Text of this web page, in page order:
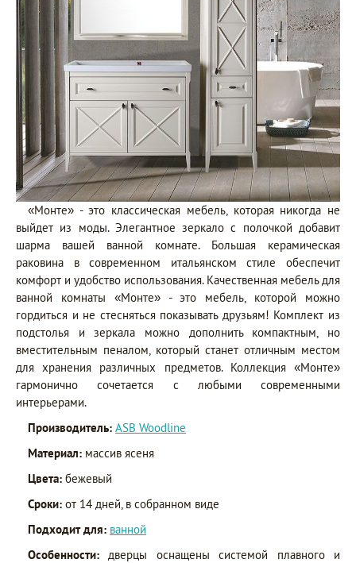
«Монте» - это классическая мебель, которая никогда не
выйдет из моды. Элегантное зеркало с полочкой добавит
шарма вашей ванной комнате. Большая керамическая
раковина в современном итальянском стиле обеспечит
комфорт и удобство использования. Качественная мебель для
ванной комнаты «Монте» - это мебель, которой можно
гордиться и не стесняться показывать друзьям! Комплект из
подстолья и зеркала можно дополнить компактным, но
вместительным пеналом, который станет отличным местом
для хранения различных предметов. Коллекция «Монте»
гармонично сочетается с любыми современными
интерьерами.
Производитель: ASB Woodline
Материал: массив ясеня
Цвета: бежевый
Сроки: от 14 дней, в собранном виде
Подходит для: ванной
Особенности: дверцы оснащены системой плавного и